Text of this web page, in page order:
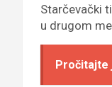
Starčevački
u drugom
Pročitajte